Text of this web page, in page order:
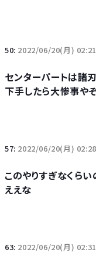
50: 2022/06/20(月)
センターパートは諸
下手したら大惨事や
57: 2022/06/20(月)
このやりすぎなくら
ええな
63: 2022/06/20(月)